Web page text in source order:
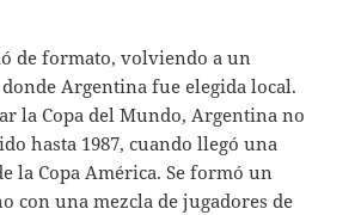
de formato, volviendo a un
Argentina fue elegida local.
la Copa del Mundo, Argentina no
hasta 1987, cuando llegó una
la Copa América. Se formó un
con una mezcla de jugadores de